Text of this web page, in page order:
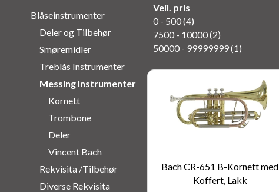
Blåseinstrumenter
Deler og Tilbehør
Smøremidler
Treblås Instrumenter
Messing Instrumenter
Kornett
Trombone
Deler
Vincent Bach
Rekvisita /Tilbehør
Diverse Rekvisita
Veil. pris
0 - 500 (4)
7500 - 10000 (2)
50000 - 99999999 (1)
Bach CR-651 B-Kornett med
Koffert, Lakk